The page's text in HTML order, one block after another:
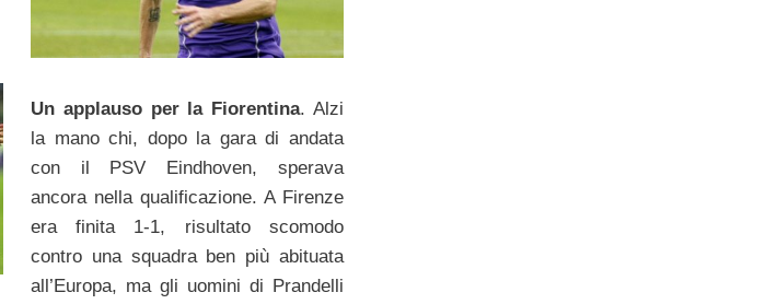
Un applauso per la Fiorentina. Alzi
la mano chi, dopo la gara di andata
con il PSV Eindhoven, sperava
ancora nella qualificazione. A Firenze
era finita 1-1, risultato scomodo
contro una squadra ben più abituata
all’Europa, ma gli uomini di Prandelli